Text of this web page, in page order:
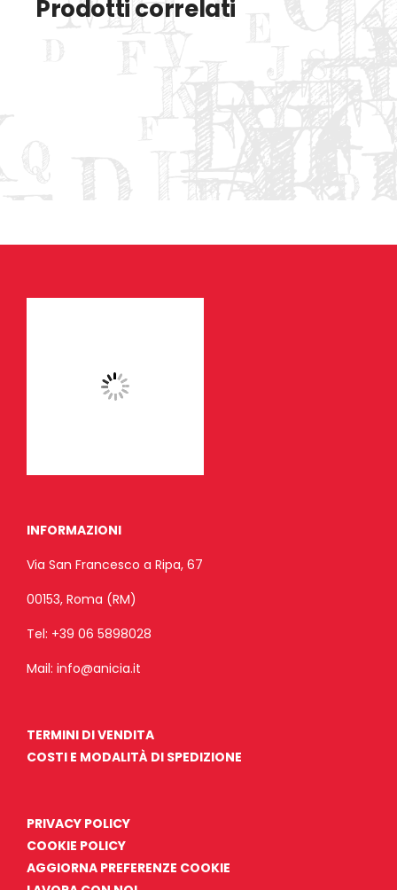
Prodotti correlati
INFORMAZIONI
Via San Francesco a Ripa, 67
00153, Roma (RM)
Tel: +39 06 5898028
Mail: info@anicia.it
TERMINI DI VENDITA
COSTI E MODALITÀ DI SPEDIZIONE
PRIVACY POLICY
COOKIE POLICY
AGGIORNA PREFERENZE COOKIE